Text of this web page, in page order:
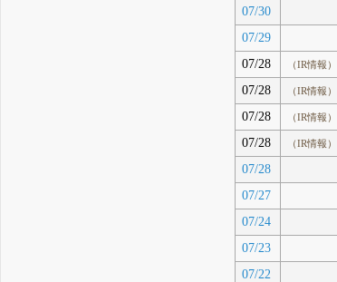
07/30
07/29
07/28
（IR情報）
07/28
（IR情報）
07/28
（IR情報）
07/28
（IR情報）
07/28
07/27
07/24
07/23
07/22